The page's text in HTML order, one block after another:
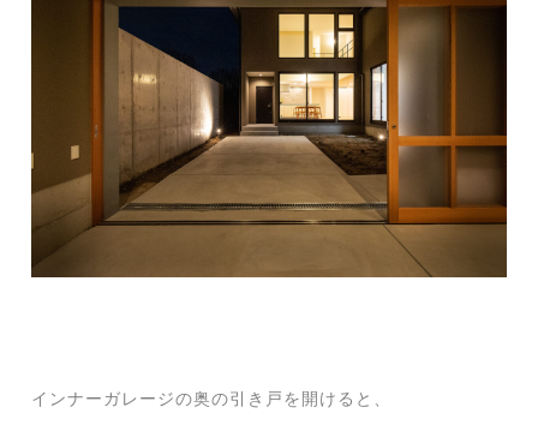
インナーガレージの奥の引き戸を開けると、